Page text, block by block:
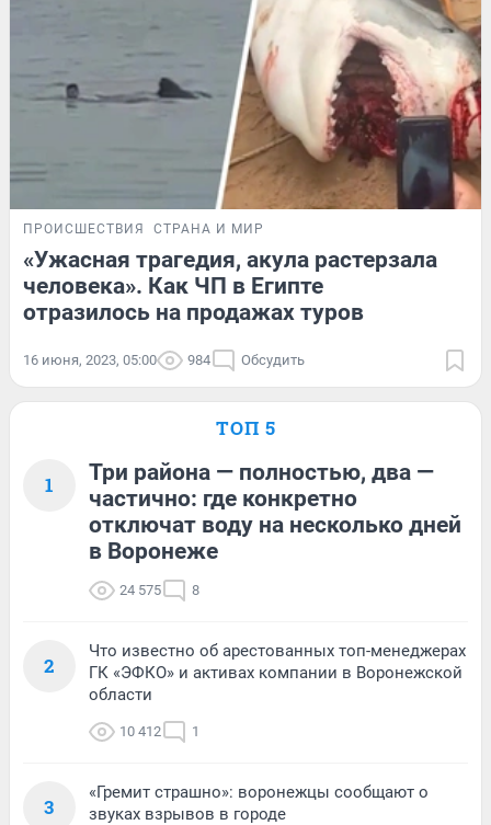
ПРОИСШЕСТВИЯ СТРАНА И МИР
«Ужасная трагедия, акула растерзала
человека». Как ЧП в Египте
отразилось на продажах туров
16 июня, 2023, 05:00 984 Обсудить
ТОП 5
1
Три района — полностью, два —
частично: где конкретно
отключат воду на несколько дней
в Воронеже
24 575 8
2
Что известно об арестованных топ-менеджерах
ГК «ЭФКО» и активах компании в Воронежской
области
10 412 1
3
«Гремит страшно»: воронежцы сообщают о
звуках взрывов в городе